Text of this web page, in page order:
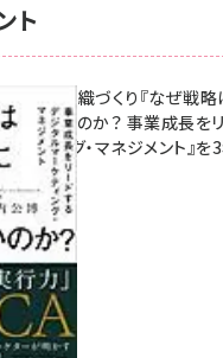
ト
果を生む組織づくり『なぜ戦
がらないのか？ 事業成長を
ケティング・マネジメント』
日 10:00